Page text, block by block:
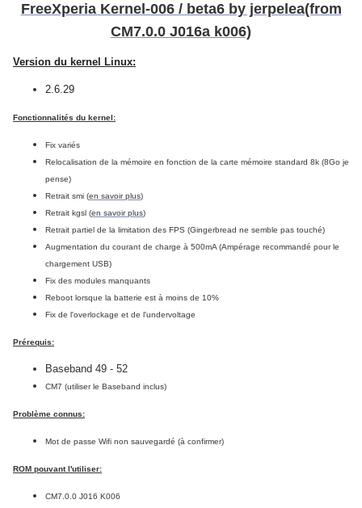
FreeXperia Kernel-006 / beta6 by jerpelea(from
CM7.0.0 J016a k006)
Version du kernel Linux:
2.6.29
Fonctionnalités du kernel:
Fix variés
Relocalisation de la mémoire en fonction de la carte mémoire standard 8k (8Go je
pense)
Retrait smi (en savoir plus)
Retrait kgsl (en savoir plus)
Retrait partiel de la limitation des FPS (Gingerbread ne semble pas touché)
Augmentation du courant de charge à 500mA (Ampérage recommandé pour le
chargement USB)
Fix des modules manquants
Reboot lorsque la batterie est à moins de 10%
Fix de l'overlockage et de l'undervoltage
Prérequis:
Baseband 49 - 52
CM7 (utiliser le Baseband inclus)
Problème connus:
Mot de passe Wifi non sauvegardé (à confirmer)
ROM pouvant l'utiliser:
CM7.0.0 J016 K006